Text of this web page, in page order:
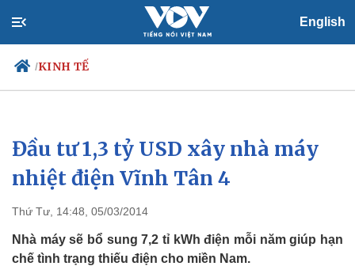
English
/KINH TẾ
Chính trị
Đảng
Tổ chức nhân sự
Nhận diện sự thật
Xã hội
Tin 24h
Dự báo thời tiết
Việc làm
Biển đảo
Đầu tư 1,3 tỷ USD xây nhà máy
nhiệt điện Vĩnh Tân 4
Thứ Tư, 14:48, 05/03/2014
Nhà máy sẽ bổ sung 7,2 tỉ kWh điện mỗi năm giúp hạn
chế tình trạng thiếu điện cho miền Nam.